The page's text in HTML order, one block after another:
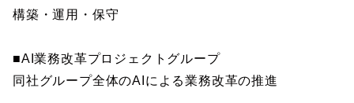
構築・運用・保守
■AI業務改革プロジェクトグループ
同社グループ全体のAIによる業務改革の推進